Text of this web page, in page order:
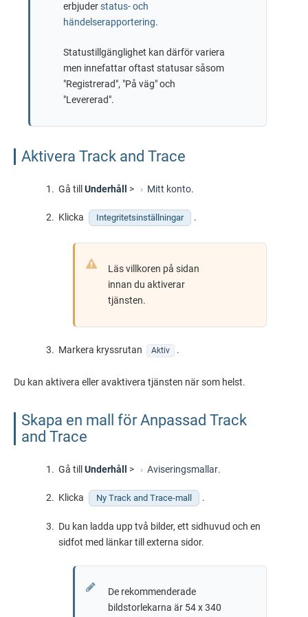
erbjuderstatus- och
händelserapportering.
Statustillgänglighet kan därför variera
men innefattar oftast statusar såsom
"Registrerad", "På väg" och
"Levererad".
Aktivera Track and Trace
Gå tillUnderhåll > Mitt konto.
Klicka Integritetsinställningar .
Läs villkoren på sidan
innan du aktiverar
tjänsten.
Markera kryssrutan Aktiv .
Du kan aktivera eller avaktivera tjänsten när som helst.
Skapa en mall för Anpassad Track
and Trace
Gå tillUnderhåll > Aviseringsmallar.
Klicka Ny Track and Trace-mall .
Du kan ladda upp två bilder, ett sidhuvud och en
sidfot med länkar till externa sidor.
De rekommenderade
bildstorlekarna är 54 x 340